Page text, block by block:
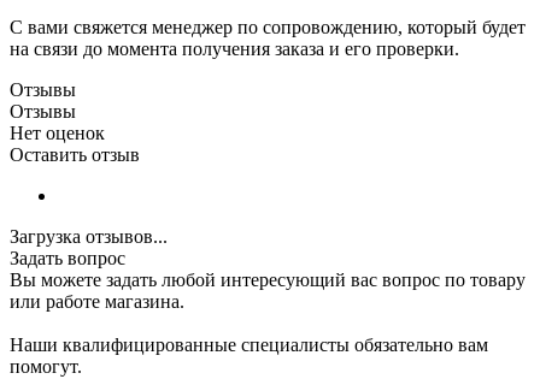
С вами свяжется менеджер по сопровождению, который будет
на связи до момента получения заказа и его проверки.
Отзывы
Отзывы
Нет оценок
Оставить отзыв
Загрузка отзывов...
Задать вопрос
Вы можете задать любой интересующий вас вопрос по товару
или работе магазина.
Наши квалифицированные специалисты обязательно вам
помогут.